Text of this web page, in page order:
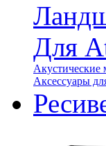
Для
Акустические
Аксессуары